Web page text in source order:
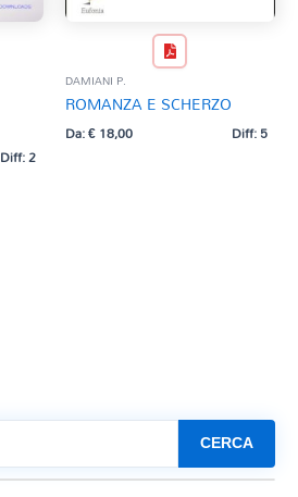
Diff: 2
DAMIANI P.
ROMANZA E SCHERZO
Da:€18,00 Diff: 5
CERCA